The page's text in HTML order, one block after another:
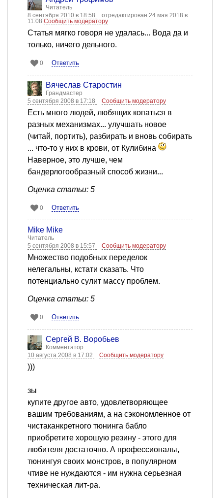
Читатель
8 сентября 2010 в 18:58
отредактирован 24 мая 2018 в
11:08Сообщить модератору
Статья мягко говоря не удалась... Вода да и
только, ничего дельного.
0 Ответить
Вячеслав Старостин
Грандмастер
5 сентября 2008 в 17:18
Сообщить модератору
Есть много людей, любящих копаться в
разных механизмах... улучшать новое
(читай, портить), разбирать и вновь собирать
... что-то у них в крови, от Кулибина
Наверное, это лучше, чем
бандерлогообразный способ жизни...
Оценка статьи: 5
0 Ответить
Mike Mike
Читатель
5 сентября 2008 в 15:57
Сообщить модератору
Множество подобных переделок
нелегальны, кстати сказать. Что
потенциально сулит массу проблем.
Оценка статьи: 5
0 Ответить
Сергей В. Воробьев
Комментатор
10 августа 2008 в 17:02
Сообщить модератору
)))
зы
купите другое авто, удовлетворяющее
вашим требованиям, а на сэкономленное от
чистаканкретного тюнинга бабло
приобретите хорошую резину - этого для
любителя достаточно. А профессионалы,
тюнингуя своих монстров, в популярном
чтиве не нуждаются - им нужна серьезная
техническая лит-ра.